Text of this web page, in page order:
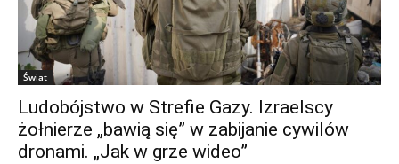
Świat
Ludobójstwo w Strefie Gazy. Izraelscy
żołnierze „bawią się” w zabijanie cywilów
dronami. „Jak w grze wideo”